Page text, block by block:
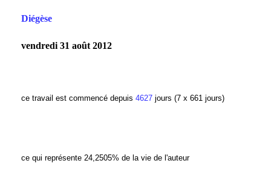
Diégèse
vendredi 31 août 2012
ce travail est commencé depuis 4627 jours (7 x 661 jours)
ce qui représente 24,2505% de la vie de l'auteur